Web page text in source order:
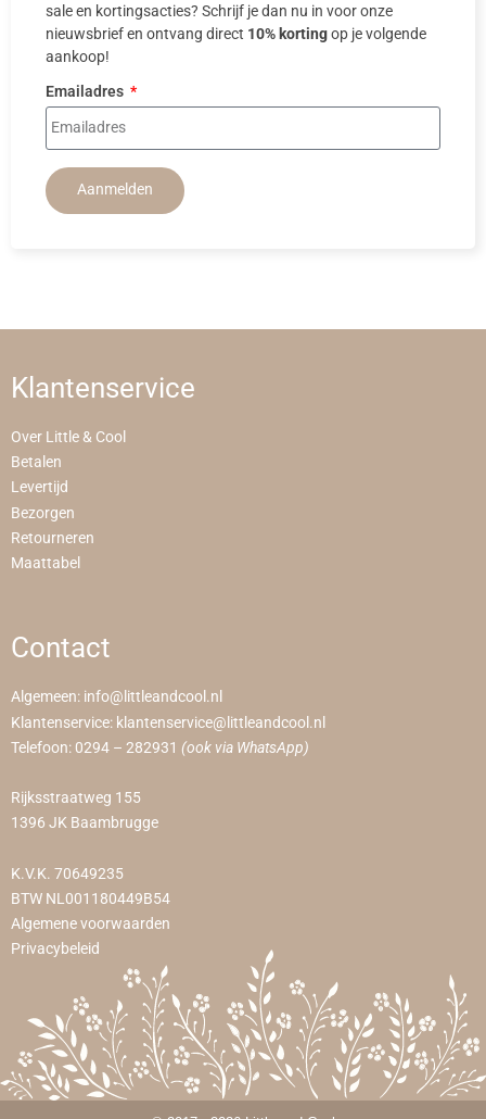
sale en kortingsacties? Schrijf je dan nu in voor onze
nieuwsbrief en ontvang direct 10% kortingop je volgende
aankoop!
Emailadres
Aanmelden
Klantenservice
Over Little & Cool
Betalen
Levertijd
Bezorgen
Retourneren
Maattabel
Contact
Algemeen: info@littleandcool.nl
Klantenservice: klantenservice@littleandcool.nl
Telefoon: 0294 – 282931 (ook via WhatsApp)
Rijksstraatweg 155
1396 JK Baambrugge
K.V.K. 70649235
BTW NL001180449B54
Algemene voorwaarden
Privacybeleid